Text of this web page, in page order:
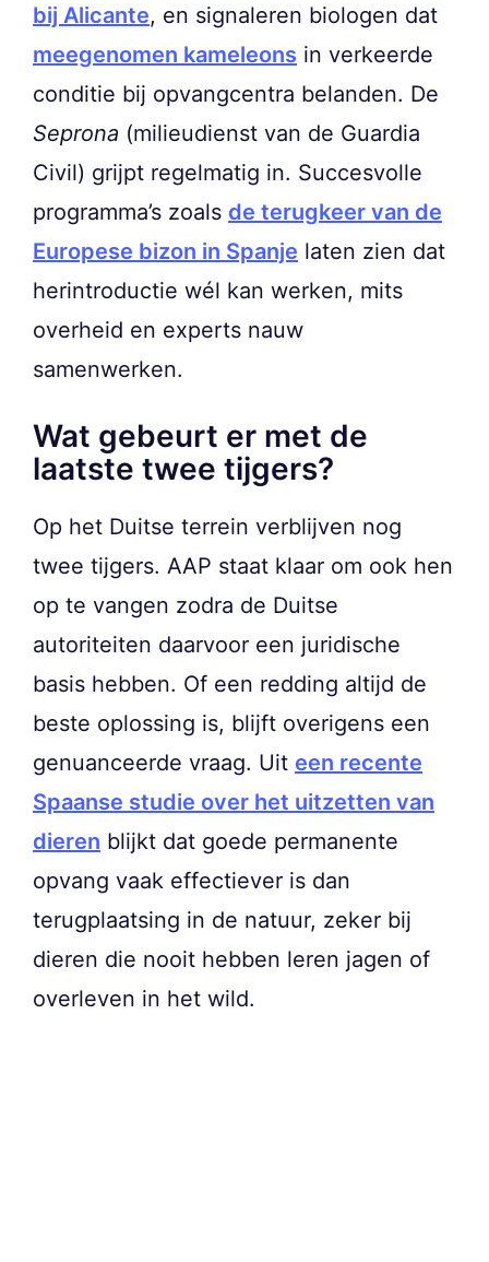
bij Alicante, en signaleren biologen dat
meegenomen kameleons in verkeerde
conditie bij opvangcentra belanden. De
Seprona (milieudienst van de Guardia
Civil) grijpt regelmatig in. Succesvolle
programma’s zoals de terugkeer van de
Europese bizon in Spanje laten zien dat
herintroductie wél kan werken, mits
overheid en experts nauw
samenwerken.
Wat gebeurt er met de
laatste twee tijgers?
Op het Duitse terrein verblijven nog
twee tijgers. AAP staat klaar om ook hen
op te vangen zodra de Duitse
autoriteiten daarvoor een juridische
basis hebben. Of een redding altijd de
beste oplossing is, blijft overigens een
genuanceerde vraag. Uit een recente
Spaanse studie over het uitzetten van
dieren blijkt dat goede permanente
opvang vaak effectiever is dan
terugplaatsing in de natuur, zeker bij
dieren die nooit hebben leren jagen of
overleven in het wild.